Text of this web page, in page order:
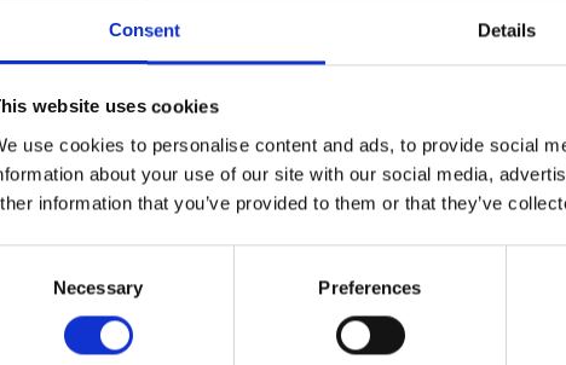
Consent Details
website uses cookies
use cookies to personalise content and ads, to provide social
about your use of our site with our social media,
information that you’ve provided to them or that they’ve
Necessary Preferences
till i favoriter Lägg till i favoriter Lägg till i